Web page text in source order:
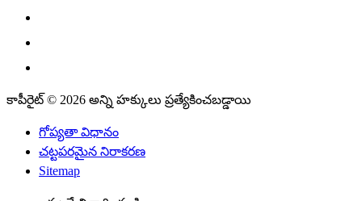
కాపీరైట్ © 2026 అన్ని హక్కులు ప్రత్యేకించబడ్డాయి
గోప్యతా విధానం
చట్టపరమైన నిరాకరణ
Sitemap